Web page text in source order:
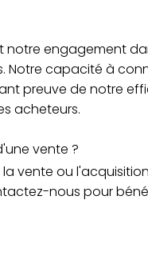
notre engagement
Notre capacité à
preuve de notre
acheteurs.
vente ?
vente ou
nous pour